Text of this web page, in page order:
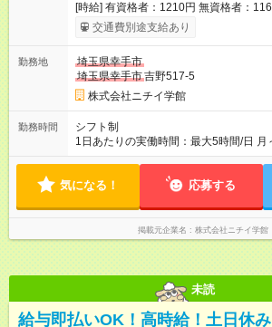
[時給] 有資格者：1210円 無資格者：1160円 ★キャリアア
度あり 進級により給与がアップします！ 【試用期間】試用期間
あり 試用期間の長さ：3ヶ月 雇用形態
交通費別途支給あり
勤務地
埼玉県幸手市
埼玉県幸手市吉野517-5
株式会社ニチイ学館
勤務時間
シフト制
1日あたりの実働時間：最大5時間/日
なし） 月8日 8:00～13:00（休憩
気になる！ 応募する
掲載元企業名 株式会社ニチイ学館
未読
給与即払いOK！高時給！土日休